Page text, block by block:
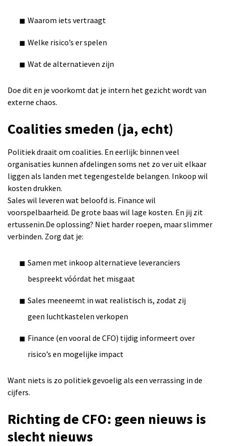
Waarom iets vertraagt
Welke risico’s er spelen
Wat de alternatieven zijn
Doe dit en je voorkomt dat je intern het gezicht wordt van
externe chaos.
Coalities smeden (ja, echt)
Politiek draait om coalities. En eerlijk: binnen veel
organisaties kunnen afdelingen soms net zo ver uit elkaar
liggen als landen met tegengestelde belangen. Inkoop wil
kosten drukken.
Sales wil leveren wat beloofd is. Finance wil
voorspelbaarheid. De grote baas wil lage kosten. En jij zit
ertussenin.De oplossing? Niet harder roepen, maar slimmer
verbinden. Zorg dat je:
Samen met inkoop alternatieve leveranciers
bespreekt vóórdat het misgaat
Sales meeneemt in wat realistisch is, zodat zij
geen luchtkastelen verkopen
Finance (en vooral de CFO) tijdig informeert over
risico’s en mogelijke impact
Want niets is zo politiek gevoelig als een verrassing in de
cijfers.
Richting de CFO: geen nieuws is
slecht nieuws